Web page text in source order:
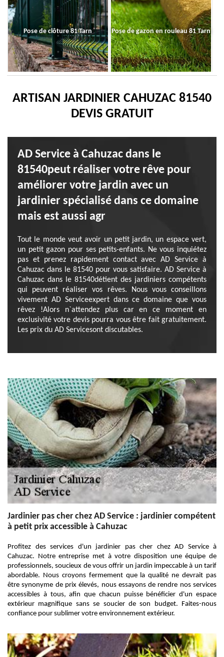
Pose de clôture 81 Tarn Pose de gazon en rouleau 81 Tarn
ARTISAN JARDINIER CAHUZAC 81540
DEVIS GRATUIT
AD Service à Cahuzac dans le
81540peut réaliser votre rêve pour
améliorer votre jardin avec un
jardinier spécialisé dans ce domaine
mais est aussi agr
Tout le monde veut avoir un petit jardin, un espace vert,
un petit gazon pour ses petits-enfants. Ne vous inquiétez
pas et prenez rapidement contact avec AD Service à
Cahuzac dans le 81540 pour vous satisfaire. AD Service à
Cahuzac dans le 81540détient des jardiniers compétents
qui peuvent réaliser vos rêves. Nous vous conseillons
vivement AD Serviceexpert dans ce domaine que vous
rêvez !Alors n`attendez plus car en ce moment en
exclusivité votre devis pourra vous être fait gratuitement.
Les prix du AD Servicesont discutables.
Jardinier pas cher chez AD Service : jardinier compétent
à petit prix accessible à Cahuzac
Profitez des services d'un jardinier pas cher chez AD Service à
Cahuzac. Notre entreprise met à votre disposition une équipe de
professionnels, soucieux de vous offrir un jardin impeccable à un tarif
abordable. Nous croyons fermement que la qualité ne devrait pas
être synonyme de prix élevés, nous essayons de rendre nos services
accessibles à tous, afin que chacun puisse bénéficier d'un espace
extérieur magnifique sans se soucier de son budget. Faites-nous
confiance pour sublimer votre environnement extérieur.